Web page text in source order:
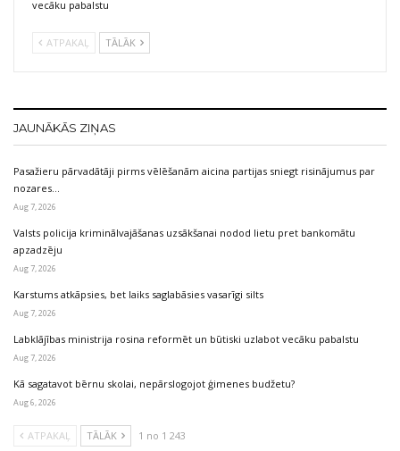
vecāku pabalstu
ATPAKAĻ TĀLĀK
JAUNĀKĀS ZIŅAS
Pasažieru pārvadātāji pirms vēlēšanām aicina partijas sniegt risinājumus par
nozares…
Aug 7, 2026
Valsts policija kriminālvajāšanas uzsākšanai nodod lietu pret bankomātu
apzadzēju
Aug 7, 2026
Karstums atkāpsies, bet laiks saglabāsies vasarīgi silts
Aug 7, 2026
Labklājības ministrija rosina reformēt un būtiski uzlabot vecāku pabalstu
Aug 7, 2026
Kā sagatavot bērnu skolai, nepārslogojot ģimenes budžetu?
Aug 6, 2026
ATPAKAĻ TĀLĀK 1 no 1 243